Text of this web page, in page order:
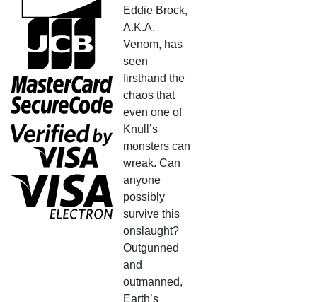
Eddie Brock,
A.K.A.
Venom, has
seen
firsthand the
chaos that
even one of
Knull’s
monsters can
wreak. Can
anyone
possibly
survive this
onslaught?
Outgunned
and
outmanned,
Earth’s